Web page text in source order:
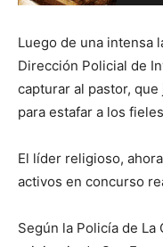
Luego de una intensa
Dirección Policial de
capturar al pastor,
para estafar a los
El líder religioso,
activos en concurso
Según la Policía de